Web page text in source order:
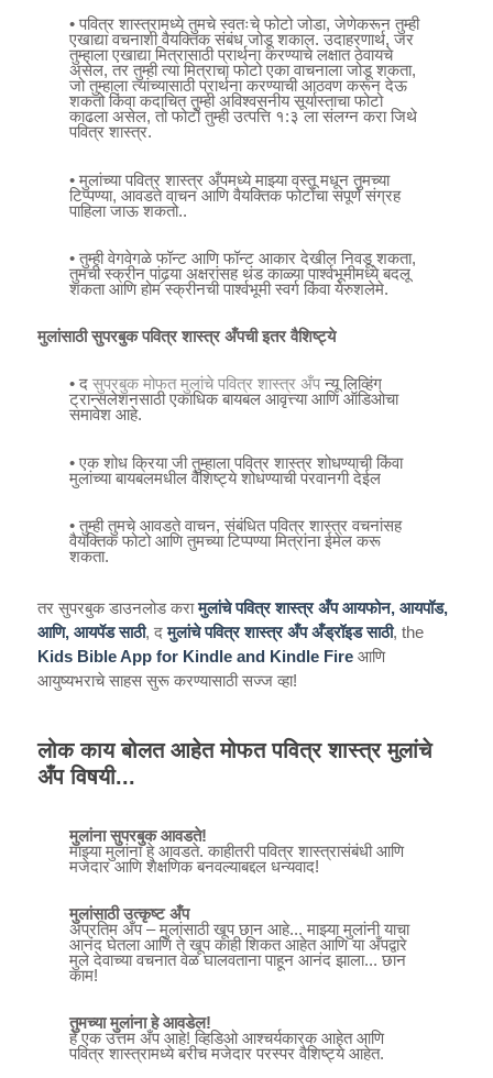
• पवित्र शास्त्रामध्ये तुमचे स्वतःचे फोटो जोडा, जेणेकरून तुम्ही
एखाद्या वचनाशी वैयक्तिक संबंध जोडू शकाल. उदाहरणार्थ, जर
तुम्हाला एखाद्या मित्रासाठी प्रार्थना करण्याचे लक्षात ठेवायचे
असेल, तर तुम्ही त्या मित्राचा फोटो एका वाचनाला जोडू शकता,
जो तुम्हाला त्यांच्यासाठी प्रार्थना करण्याची आठवण करून देऊ
शकतो किंवा कदाचित तुम्ही अविश्वसनीय सूर्यास्ताचा फोटो
काढला असेल, तो फोटो तुम्ही उत्पत्ति १:३ ला संलग्न करा जिथे
पवित्र शास्त्र.
• मुलांच्या पवित्र शास्त्र अँपमध्ये माझ्या वस्तू मधून तुमच्या
टिप्पण्या, आवडते वाचन आणि वैयक्तिक फोटोंचा संपूर्ण संग्रह
पाहिला जाऊ शकतो..
• तुम्ही वेगवेगळे फॉन्ट आणि फॉन्ट आकार देखील निवडू शकता,
तुमची स्क्रीन पांढर्‍या अक्षरांसह थंड काळ्या पार्श्वभूमीमध्ये बदलू
शकता आणि होम स्क्रीनची पार्श्वभूमी स्वर्ग किंवा येरुशलेमे.
मुलांसाठी सुपरबुक पवित्र शास्त्र अँपची इतर वैशिष्ट्ये
• दसुपरबुक मोफत मुलांचे पवित्र शास्त्र अँपन्यू लिव्हिंग
ट्रान्सलेशनसाठी एकाधिक बायबल आवृत्त्या आणि ऑडिओचा
समावेश आहे.
• एक शोध क्रिया जी तुम्हाला पवित्र शास्त्र शोधण्याची किंवा
मुलांच्या बायबलमधील वैशिष्ट्ये शोधण्याची परवानगी देईल
• तुम्ही तुमचे आवडते वाचन, संबंधित पवित्र शास्त्र वचनांसह
वैयक्तिक फोटो आणि तुमच्या टिप्पण्या मित्रांना ईमेल करू
शकता.
तर सुपरबुक डाउनलोड करामुलांचे पवित्र शास्त्र अँप आयफोन, आयपॉड,
आणि, आयपॅड साठी, दमुलांचे पवित्र शास्त्र अँप अँड्रॉइड साठी, the
Kids Bible App for Kindle and Kindle Fire आणि
आयुष्यभराचे साहस सुरू करण्यासाठी सज्ज व्हा!
लोक काय बोलत आहेत मोफत पवित्र शास्त्र मुलांचे
अँप विषयी...
मुलांना सुपरबुक आवडते!
माझ्या मुलांना हे आवडते. काहीतरी पवित्र शास्त्रासंबंधी आणि
मजेदार आणि शैक्षणिक बनवल्याबद्दल धन्यवाद!
मुलांसाठी उत्कृष्ट अँप
अप्रतिम अँप – मुलांसाठी खूप छान आहे... माझ्या मुलांनी याचा
आनंद घेतला आणि ते खूप काही शिकत आहेत आणि या अँपद्वारे
मुले देवाच्या वचनात वेळ घालवताना पाहून आनंद झाला... छान
काम!
तुमच्या मुलांना हे आवडेल!
हे एक उत्तम अँप आहे! व्हिडिओ आश्चर्यकारक आहेत आणि
पवित्र शास्त्रामध्ये बरीच मजेदार परस्पर वैशिष्ट्ये आहेत.